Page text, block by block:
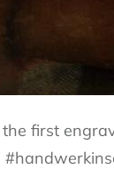
first